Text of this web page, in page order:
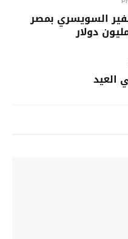
السويسري بمصر
العيد